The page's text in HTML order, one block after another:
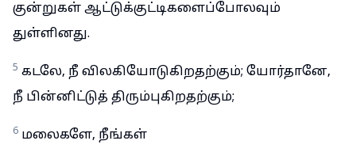
குன்றுகள் ஆட்டுக்குட்டிகளைப்போலவும்
துள்ளினது.
5 கடலே, நீ விலகியோடுகிறதற்கும்; யோர்தானே,
நீ பின்னிட்டுத் திரும்புகிறதற்கும்;
6 மலைகளே, நீங்கள்